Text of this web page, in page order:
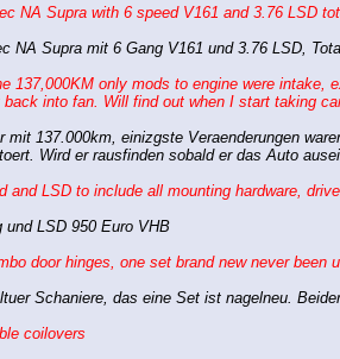
NA Supra with 6 speed V161 and 3.76 LSD
NA Supra mit 6 Gang V161 und 3.76 LSD,
137,000KM only mods to engine were intake,
back into fan. Will find out when I start taking
mit 137.000km, einizgste Veraenderungen
Wird er rausfinden sobald er das Auto
and LSD to include all mounting hardware,
und LSD 950 Euro VHB
door hinges, one set brand new never been
Schaniere, das eine Set ist nagelneu.
coilovers